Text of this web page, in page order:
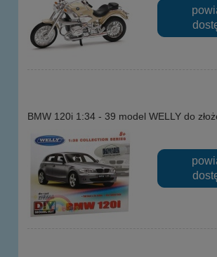
BMW 120i 1:34 - 39 model WELLY do